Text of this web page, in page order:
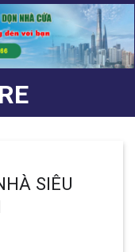
SIÊU